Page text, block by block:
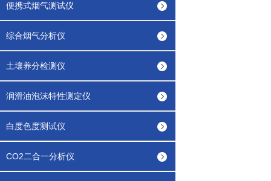
便携式烟气测试仪
综合烟气分析仪
土壤养分检测仪
润滑油泡沫特性测定仪
白度色度测试仪
CO2二合一分析仪